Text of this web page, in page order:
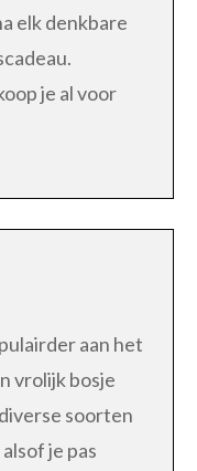
elk denkbare
je al voor
aan het
vrolijk bosje
soorten
je pas